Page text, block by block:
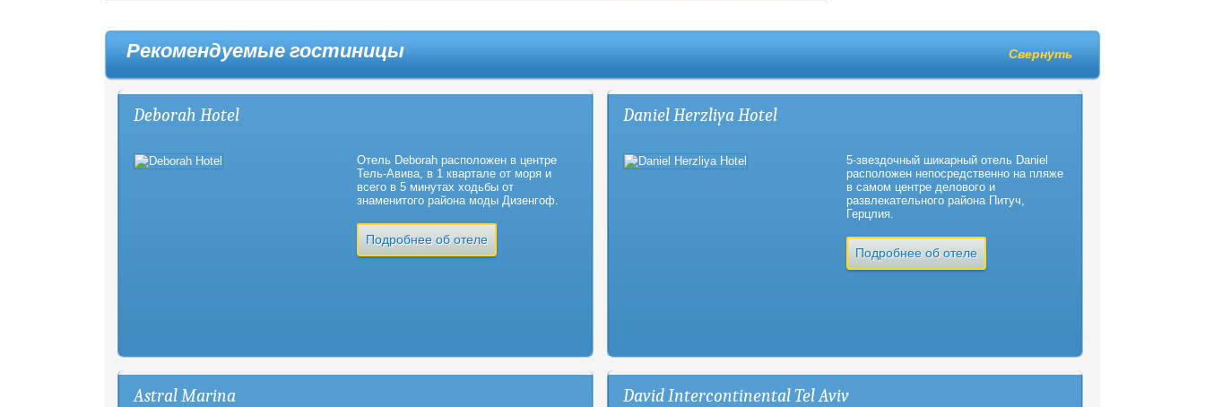
Рекомендуемые гостиницы Свернуть
Deborah Hotel
Отель Deborah расположен в центре
Тель-Авива, в 1 квартале от моря и
всего в 5 минутах ходьбы от
знаменитого района моды Дизенгоф.
Подробнее об отеле
Daniel Herzliya Hotel
5-звездочный шикарный отель Daniel
расположен непосредственно на пляже
в самом центре делового и
развлекательного района Питуч,
Герцлия.
Подробнее об отеле
Astral Marina David Intercontinental Tel Aviv